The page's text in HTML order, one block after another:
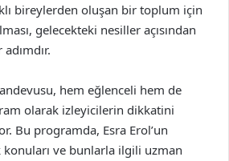
bireylerden oluşan bir toplum için
gelecekteki nesiller açısından
hem eğlenceli hem de
olarak izleyicilerin dikkatini
Bu programda, Esra Erol’un
konuları ve bunlarla ilgili uzman